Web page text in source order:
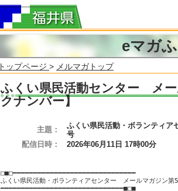
eマガ
トップページ > メルマガトップ
ふくい県民活動センター メ
クナンバー】
主題：
ふくい県民活動・ボランティ
号
配信日時：
2026年06月11日 17時00分
□■□━━━━━━━━━━━━━━━━━━━━━━━━━━━━━━
ふくい県民活動・ボランティアセンター メールマガジ
━━━━━━━━━━━━━━━━━━━━━━━━━━━━━━■□■